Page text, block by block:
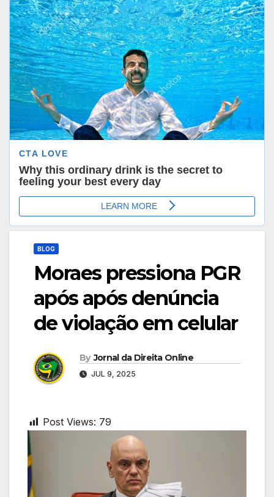
BLOG
Moraes pressiona PGR
após após denúncia
de violação em celular
By Jornal da Direita Online
JUL 9, 2025
Post Views: 79